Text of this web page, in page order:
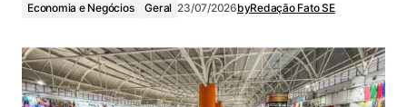
Economia e Negócios Geral 23/07/2026byRedação Fato SE